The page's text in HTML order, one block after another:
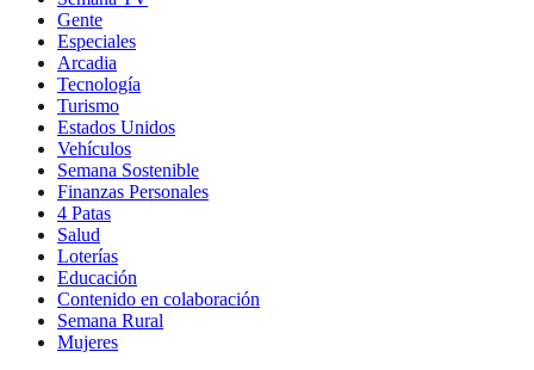
Gente
Especiales
Arcadia
Tecnología
Turismo
Estados Unidos
Vehículos
Semana Sostenible
Finanzas Personales
4 Patas
Salud
Loterías
Educación
Contenido en colaboración
Semana Rural
Mujeres